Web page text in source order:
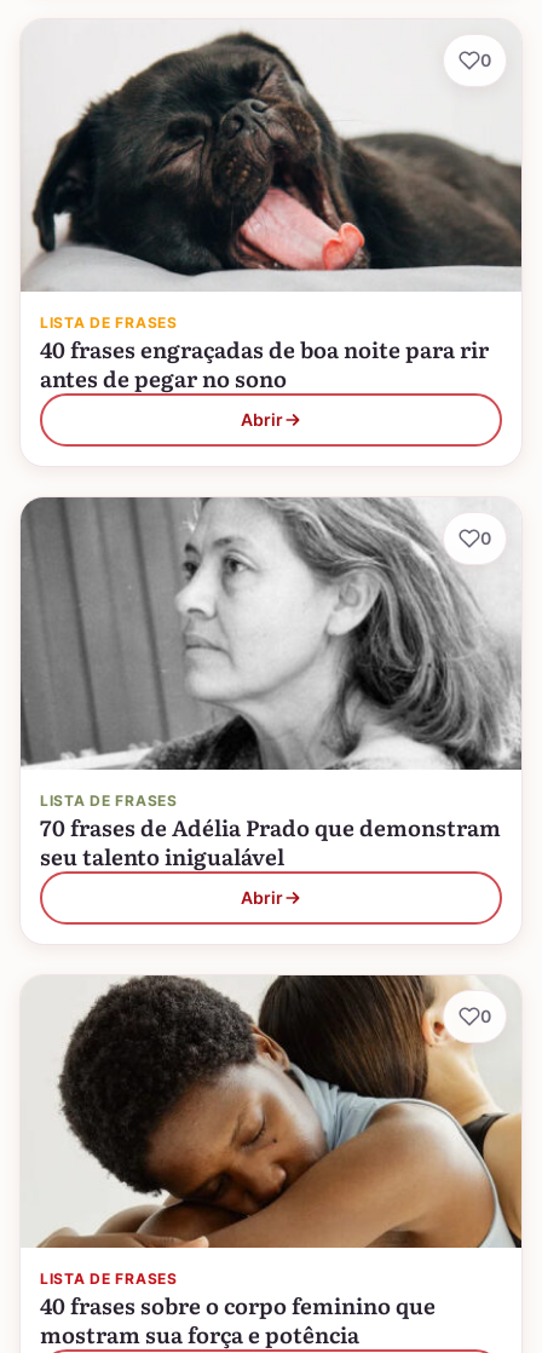
LISTA DE FRASES
40 frases engraçadas de boa noite para rir
antes de pegar no sono
Abrir
0
LISTA DE FRASES
70 frases de Adélia Prado que demonstram
seu talento inigualável
Abrir
0
LISTA DE FRASES
40 frases sobre o corpo feminino que
mostram sua força e potência
0